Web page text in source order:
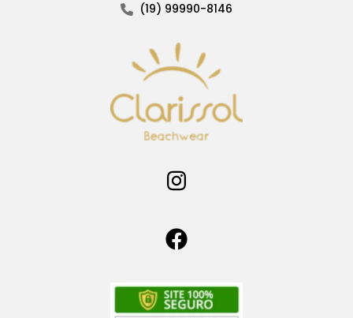
(19) 99990-8146